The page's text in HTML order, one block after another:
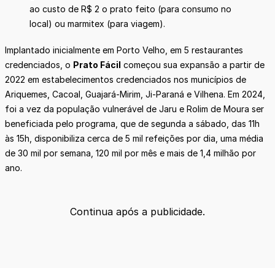
ao custo de R$ 2 o prato feito (para consumo no
local) ou marmitex (para viagem).
Implantado inicialmente em Porto Velho, em 5 restaurantes
credenciados, o Prato Fácil começou sua expansão a partir de
2022 em estabelecimentos credenciados nos municípios de
Ariquemes, Cacoal, Guajará-Mirim, Ji-Paraná e Vilhena. Em 2024,
foi a vez da população vulnerável de Jaru e Rolim de Moura ser
beneficiada pelo programa, que de segunda a sábado, das 11h
às 15h, disponibiliza cerca de 5 mil refeições por dia, uma média
de 30 mil por semana, 120 mil por mês e mais de 1,4 milhão por
ano.
Continua após a publicidade.